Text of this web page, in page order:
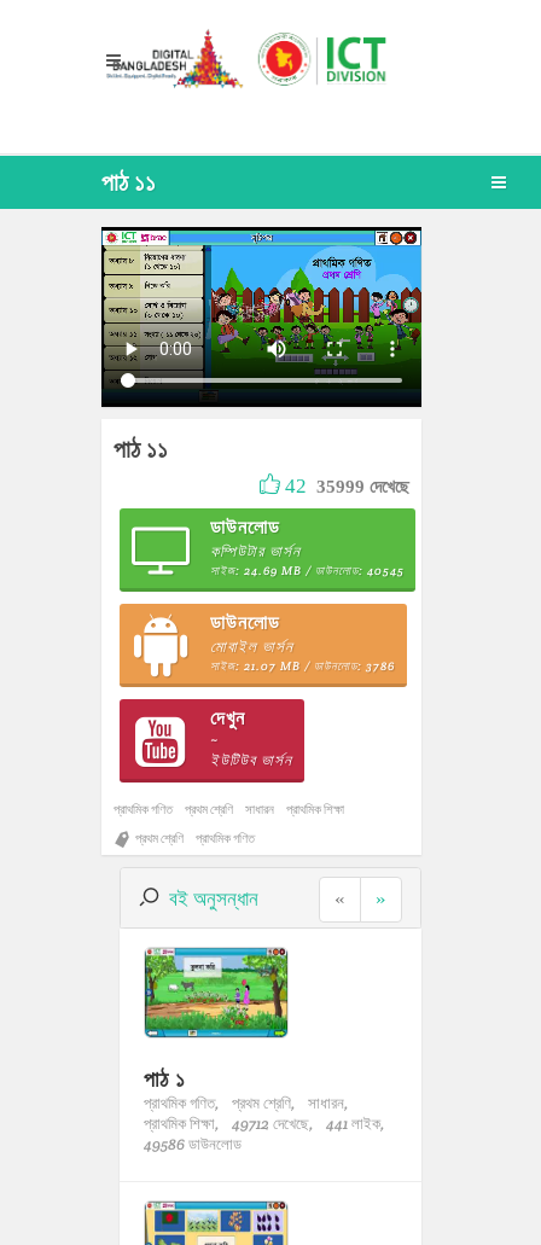
পাঠ ১১
পাঠ ১১
42 35999 দেখেছে
ডাউনলোড
কম্পিউটার ভার্সন
সাইজ: 24.69 MB / ডাউনলোড: 40545
ডাউনলোড
মোবাইল ভার্সন
সাইজ: 21.07 MB / ডাউনলোড: 3786
দেখুন
~
ইউটিউব ভার্সন
প্রাথমিক গণিত প্রথম শ্রেণি সাধারন
প্রাথমিক শিক্ষা
প্রথম শ্রেণি
প্রাথমিক গণিত
বই অনুসন্ধান « »
পাঠ ১
প্রাথমিক গণিত, প্রথম শ্রেণি,
সাধারন,
প্রাথমিক শিক্ষা,
49712 দেখেছে,
441 লাইক,
49586 ডাউনলোড